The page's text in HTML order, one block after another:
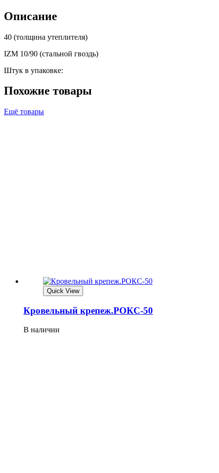
Описание
40 (толщина утеплителя)
IZM 10/90 (стальной гвоздь)
Штук в упаковке:
Похожие товары
Ещё товары
Quick View
Кровельный крепеж.РОКС-50
В наличии